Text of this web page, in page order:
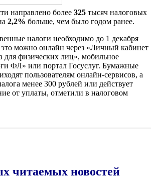
направлено более 325 тысяч налоговых
2,2% больше, чем было годом ранее.
налоги необходимо до 1 декабря
это можно онлайн через «Личный кабинет
для физических лиц», мобильное
ФЛ» или портал Госуслуг. Бумажные
пользователям онлайн-сервисов, а
менее 300 рублей или действует
от уплаты, отметили в налоговом
читаемых новостей